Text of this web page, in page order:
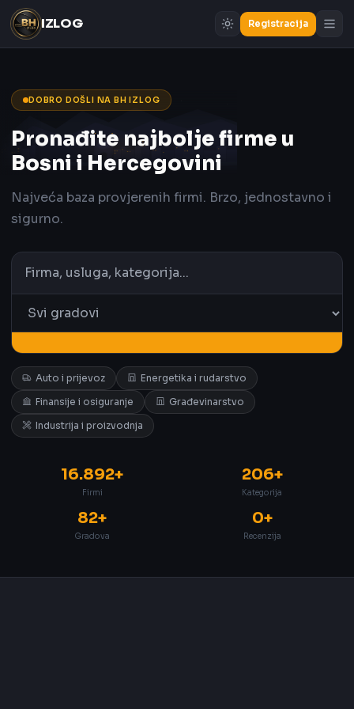
IZLOG Registracija
DOBRO DOŠLI NA BH IZLOG
Pronađite najbolje firme u
Bosni i Hercegovini
Najveća baza provjerenih firmi. Brzo, jednostavno i
sigurno.
Auto i prijevoz
Energetika i rudarstvo
Finansije i osiguranje
Građevinarstvo
Industrija i proizvodnja
16.892+
Firmi
206+
Kategorija
82+
Gradova
0+
Recenzija